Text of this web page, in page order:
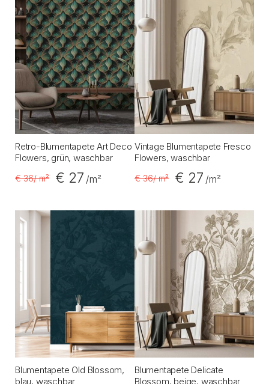
Retro-Blumentapete Art Deco
Flowers, grün, waschbar
€ 36/ m² € 27 /m²
Vintage Blumentapete Fresco
Flowers, waschbar
€ 36/ m² € 27 /m²
Blumentapete Old Blossom,
blau, waschbar
Blumentapete Delicate
Blossom, beige, waschbar